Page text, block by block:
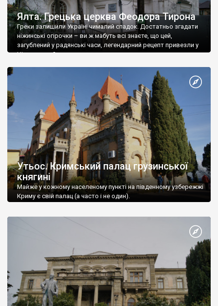
Ялта. Грецька церква Феодора Тирона
Греки залишили Україні чималий спадок. Достатньо згадати
ніжинські огірочки – ви ж мабуть всі знаєте, що цей,
загублений у радянські часи, легендарний рецепт привезли у
Ніжин греки?
Утьос. Кримський палац грузинської
княгині
Майже у кожному населеному пункті на південному узбережжі
Криму є свій палац (а часто і не один).